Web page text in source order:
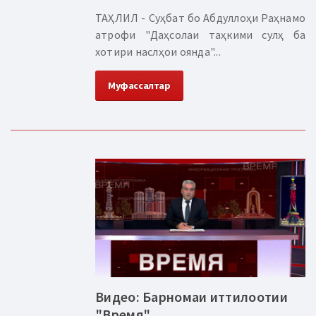
ТАҲЛИЛ - Суҳбат бо Абдуллоҳи Раҳнамо
атрофи "Даҳсолаи таҳкими сулҳ ба
хотири наслҳои оянда"...
Муфассалтар
Видео: Барномаи иттилоотии